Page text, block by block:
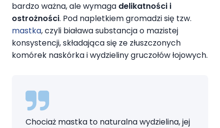
bardzo ważna, ale wymaga delikatności i
ostrożności. Pod napletkiem gromadzi się tzw.
mastka, czyli biaława substancja o mazistej
konsystencji, składająca się ze złuszczonych
komórek naskórka i wydzieliny gruczołów łojowych.
Chociaż mastka to naturalna wydzielina, jej